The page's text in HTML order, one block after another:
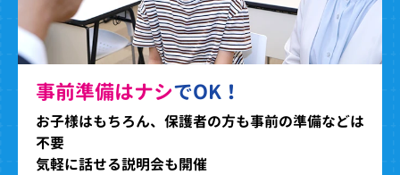
事前準備はナシでOK！
お子様はもちろん、保護者の方も事前の準備などは
不要
気軽に話せる説明会も開催